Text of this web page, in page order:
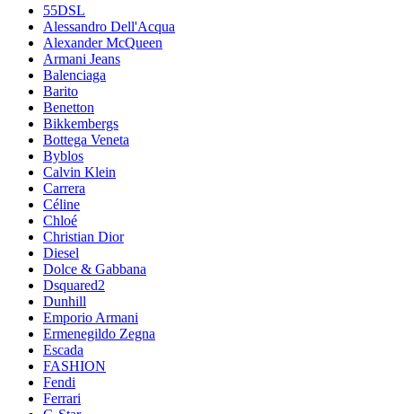
55DSL
Alessandro Dell'Acqua
Alexander McQueen
Armani Jeans
Balenciaga
Barito
Benetton
Bikkembergs
Bottega Veneta
Byblos
Calvin Klein
Carrera
Céline
Chloé
Christian Dior
Diesel
Dolce & Gabbana
Dsquared2
Dunhill
Emporio Armani
Ermenegildo Zegna
Escada
FASHION
Fendi
Ferrari